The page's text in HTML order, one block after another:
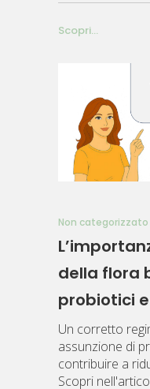
Scopri...
Non categorizzato
della flora
probiotici
Un corretto
assunzione di
contribuire a
Scopri